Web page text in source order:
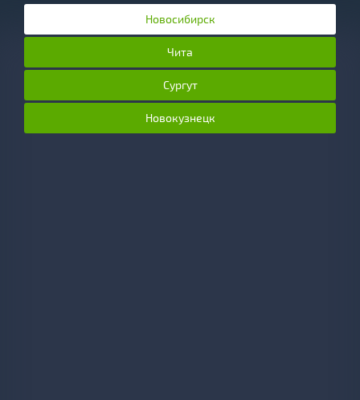
Новосибирск
Чита
Сургут
Новокузнецк